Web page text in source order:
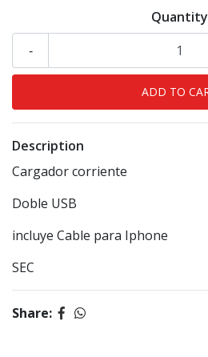
Quantity
-
Description
Cargador corriente
Doble USB
incluye Cable para Iphone
SEC
Share: